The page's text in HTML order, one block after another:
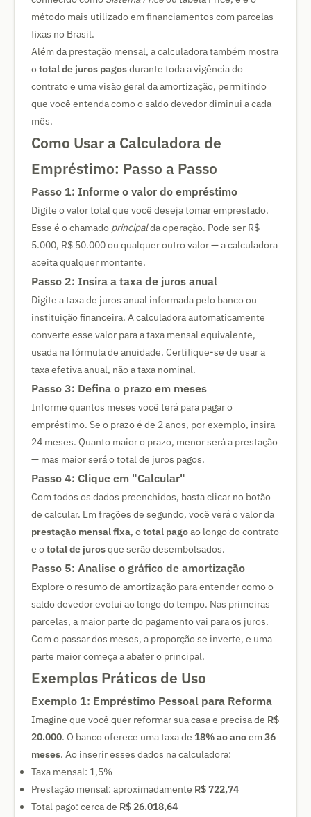
método mais utilizado em financiamentos com parcelas
fixas no Brasil.
Além da prestação mensal, a calculadora também mostra
ototal de juros pagosdurante toda a vigência do
contrato e uma visão geral da amortização, permitindo
que você entenda como o saldo devedor diminui a cada
mês.
Como Usar a Calculadora de
Empréstimo: Passo a Passo
Passo 1: Informe o valor do empréstimo
Digite o valor total que você deseja tomar emprestado.
Esse é o chamado principalda operação. Pode ser R$
5.000, R$ 50.000 ou qualquer outro valor — a calculadora
aceita qualquer montante.
Passo 2: Insira a taxa de juros anual
Digite a taxa de juros anual informada pelo banco ou
instituição financeira. A calculadora automaticamente
converte esse valor para a taxa mensal equivalente,
usada na fórmula de anuidade. Certifique-se de usar a
taxa efetiva anual, não a taxa nominal.
Passo 3: Defina o prazo em meses
Informe quantos meses você terá para pagar o
empréstimo. Se o prazo é de 2 anos, por exemplo, insira
24 meses. Quanto maior o prazo, menor será a prestação
— mas maior será o total de juros pagos.
Passo 4: Clique em "Calcular"
Com todos os dados preenchidos, basta clicar no botão
de calcular. Em frações de segundo, você verá o valor da
prestação mensal fixa, ototal pagoao longo do contrato
e ototal de jurosque serão desembolsados.
Passo 5: Analise o gráfico de amortização
Explore o resumo de amortização para entender como o
saldo devedor evolui ao longo do tempo. Nas primeiras
parcelas, a maior parte do pagamento vai para os juros.
Com o passar dos meses, a proporção se inverte, e uma
parte maior começa a abater o principal.
Exemplos Práticos de Uso
Exemplo 1: Empréstimo Pessoal para Reforma
Imagine que você quer reformar sua casa e precisa de R$
20.000. O banco oferece uma taxa de 18% ao anoem 36
meses. Ao inserir esses dados na calculadora:
Taxa mensal: 1,5%
Prestação mensal: aproximadamente R$ 722,74
Total pago: cerca de R$ 26.018,64